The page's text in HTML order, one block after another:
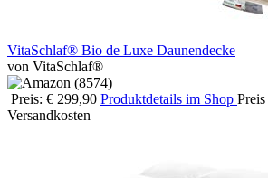
VitaSchlaf® Bio de Luxe Daunendecke
von VitaSchlaf®
Preis: € 299,90 Produktdetails im Shop
Versandkosten